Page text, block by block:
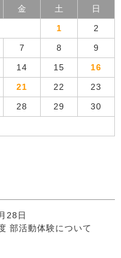
金 土 日
1 2
7 8 9
14 15 16
21 22 23
28 29 30
28日
部活動体験について